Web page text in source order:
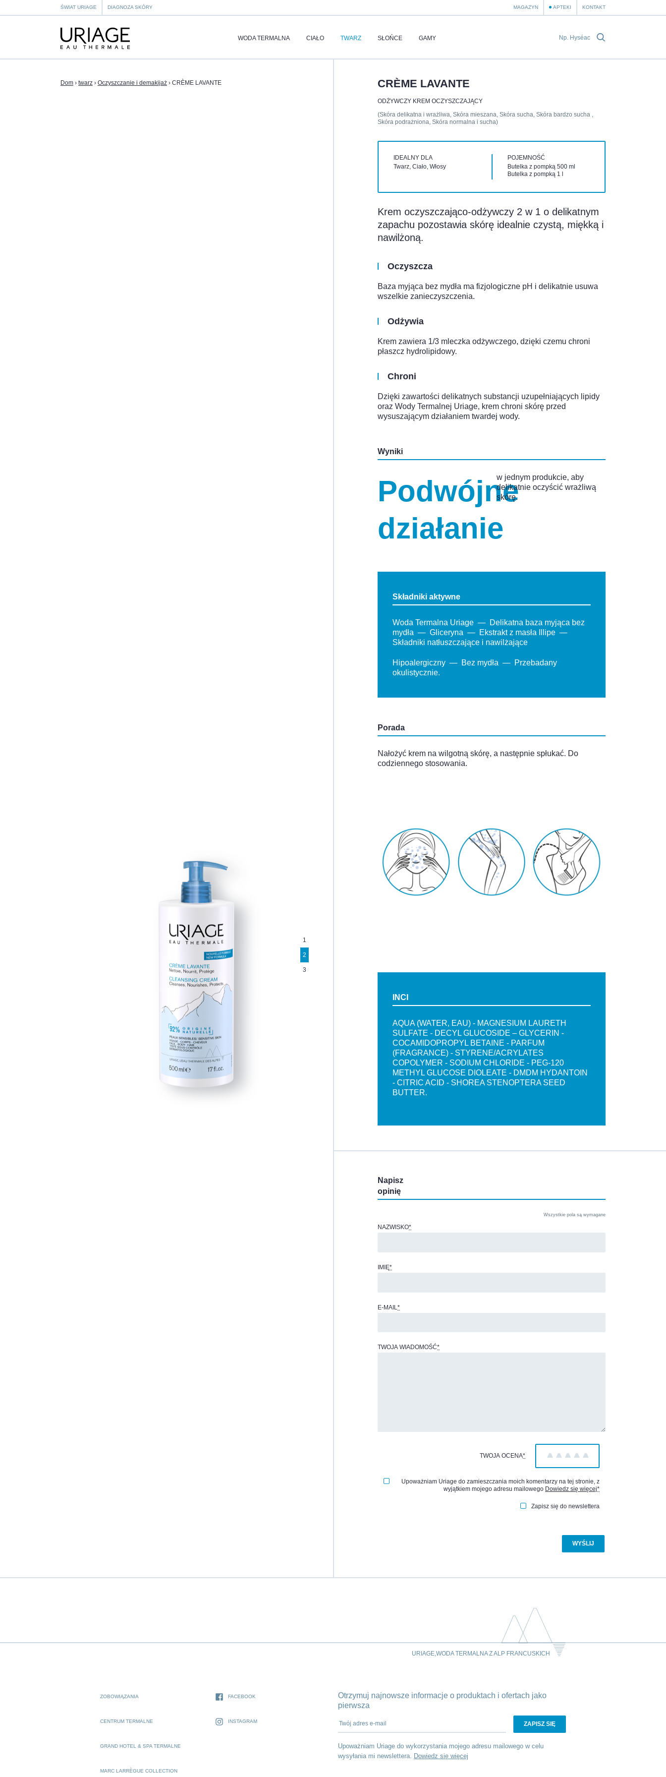
ŚWIAT URIAGE DIAGNOZA SKÓRY MAGAZYN APTEKI KONTAKT
WODA TERMALNA CIAŁO TWARZ SŁOŃCE GAMY
Dom › twarz › Oczyszczanie i demakijaż › CRÈME LAVANTE CRÈME LAVANTE
ODŻYWCZY KREM OCZYSZCZAJĄCY
(Skóra delikatna i wrażliwa, Skóra mieszana, Skóra sucha, Skóra bardzo sucha ,
Skóra podrażniona, Skóra normalna i sucha)
1
2
3
IDEALNY DLA
Twarz, Ciało, Włosy
POJEMNOŚĆ
Butelka z pompką 500 ml
Butelka z pompką 1 l
Krem oczyszczająco-odżywczy 2 w 1 o delikatnym
zapachu pozostawia skórę idealnie czystą, miękką i
nawilżoną.
Oczyszcza
Baza myjąca bez mydła ma fizjologiczne pH i delikatnie usuwa
wszelkie zanieczyszczenia.
Odżywia
Krem zawiera 1/3 mleczka odżywczego, dzięki czemu chroni
płaszcz hydrolipidowy.
Chroni
Dzięki zawartości delikatnych substancji uzupełniających lipidy
oraz Wody Termalnej Uriage, krem chroni skórę przed
wysuszającym działaniem twardej wody.
Wyniki
Podwójne
działanie
w jednym produkcie, aby
delikatnie oczyścić wrażliwą
skórę.
Składniki aktywne
Woda Termalna Uriage
Delikatna baza myjąca bez
mydła
Gliceryna
Ekstrakt z masła Illipe
Składniki natłuszczające i nawilżające
Hipoalergiczny Bez mydła
Przebadany
okulistycznie.
Porada
Nałożyć krem na wilgotną skórę, a następnie spłukać. Do
codziennego stosowania.
INCI
AQUA (WATER, EAU) - MAGNESIUM LAURETH
SULFATE - DECYL GLUCOSIDE – GLYCERIN -
COCAMIDOPROPYL BETAINE - PARFUM
(FRAGRANCE) - STYRENE/ACRYLATES
COPOLYMER - SODIUM CHLORIDE - PEG-120
METHYL GLUCOSE DIOLEATE - DMDM HYDANTOIN
- CITRIC ACID - SHOREA STENOPTERA SEED
BUTTER.
Napisz
opinię
Wszystkie pola są wymagane
NAZWISKO*
IMIĘ*
E-MAIL *
TWOJA WIADOMOŚĆ*
TWOJA OCENA* 5
4
3
2
1
Upoważniam Uriage do zamieszczania moich komentarzy na tej stronie, z
wyjątkiem mojego adresu mailowego Dowiedz się więcej*
Zapisz się do newslettera
URIAGE,WODA TERMALNA Z ALP FRANCUSKICH
ZOBOWIĄZANIA
CENTRUM TERMALNE
GRAND HOTEL & SPA TERMALNE
MARC LARRÈGUE COLLECTION
FACEBOOK
INSTAGRAM
Otrzymuj najnowsze informacje o produktach i ofertach jako
pierwsza
Twój adres e-mail
Upoważniam Uriage do wykorzystania mojego adresu mailowego w celu
wysyłania mi newslettera. Dowiedz się więcej